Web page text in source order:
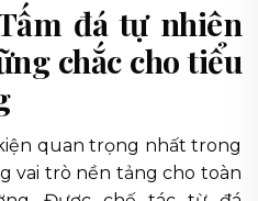
đá tự nhiên
chắc cho tiểu
quan trọng nhất trong
vai trò nền tảng cho toàn